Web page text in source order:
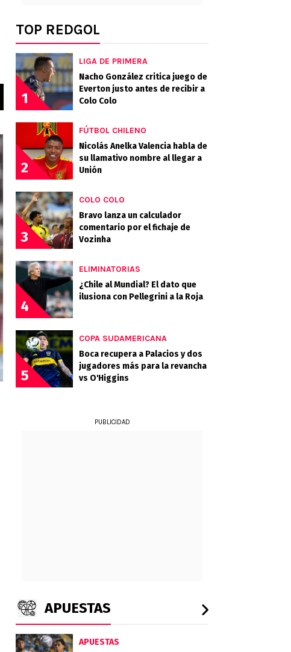
TOP REDGOL
1
LIGA DE PRIMERA
Nacho González critica juego de
Everton justo antes de recibir a
Colo Colo
2
FÚTBOL CHILENO
Nicolás Anelka Valencia habla de
su llamativo nombre al llegar a
Unión
3
COLO COLO
Bravo lanza un calculador
comentario por el fichaje de
Vozinha
4
ELIMINATORIAS
¿Chile al Mundial? El dato que
ilusiona con Pellegrini a la Roja
5
COPA SUDAMERICANA
Boca recupera a Palacios y dos
jugadores más para la revancha
vs O'Higgins
PUBLICIDAD
APUESTAS
APUESTAS